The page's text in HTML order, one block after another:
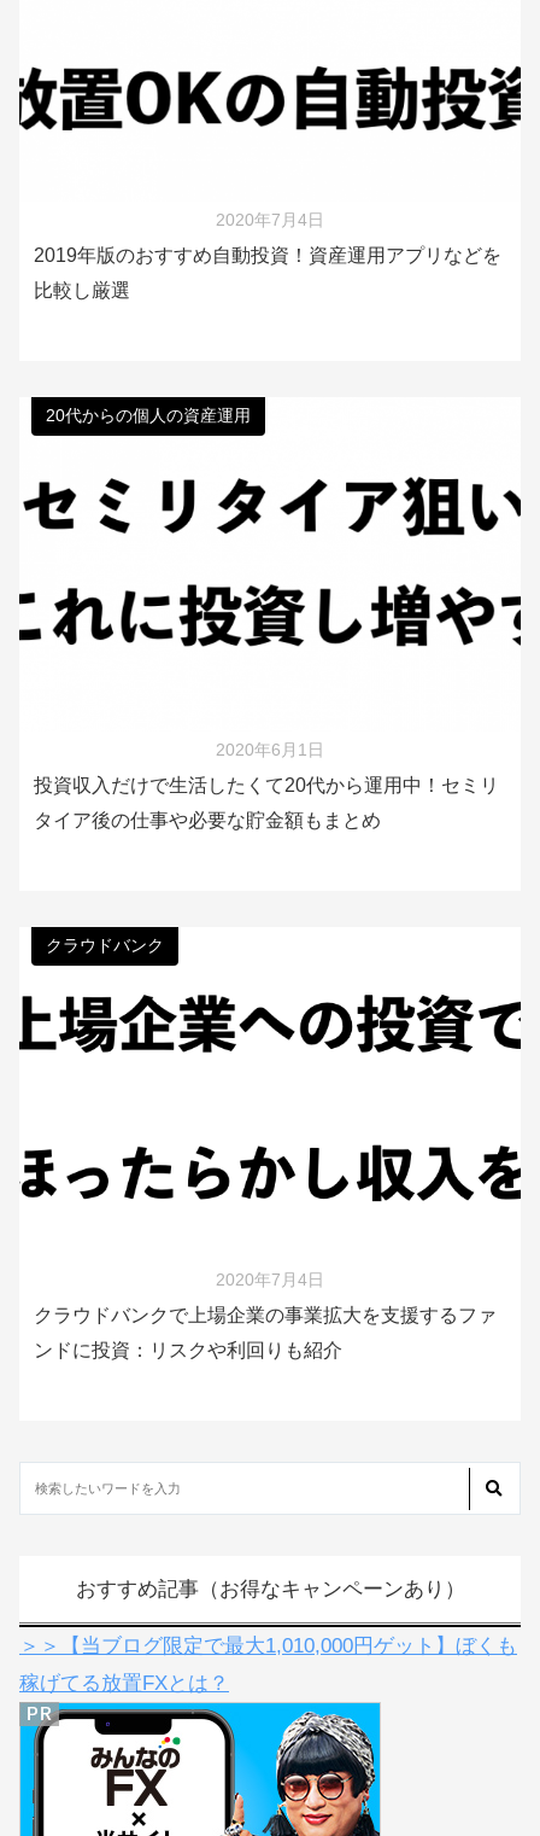
2020年7月4日
2019年版のおすすめ自動投資！資産運用アプリなどを
比較し厳選
20代からの個人の資産運用
2020年6月1日
投資収入だけで生活したくて20代から運用中！セミリ
タイア後の仕事や必要な貯金額もまとめ
クラウドバンク
2020年7月4日
クラウドバンクで上場企業の事業拡大を支援するファ
ンドに投資：リスクや利回りも紹介
おすすめ記事（お得なキャンペーンあり）
＞＞【当ブログ限定で最大1,010,000円ゲット】ぼくも
稼げてる放置FXとは？